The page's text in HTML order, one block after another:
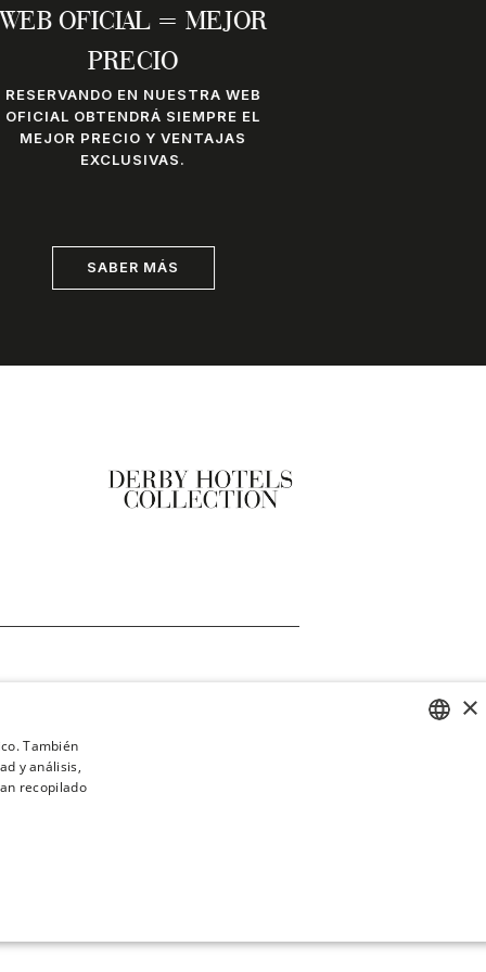
WEB OFICIAL = MEJOR
PRECIO
RESERVANDO EN NUESTRA WEB
OFICIAL OBTENDRÁ SIEMPRE EL
MEJOR PRECIO Y VENTAJAS
EXCLUSIVAS.
SABER MÁS
ITALIAN
×
También
y análisis,
recopilado
COOKIES DE FUNCIONALIDAD